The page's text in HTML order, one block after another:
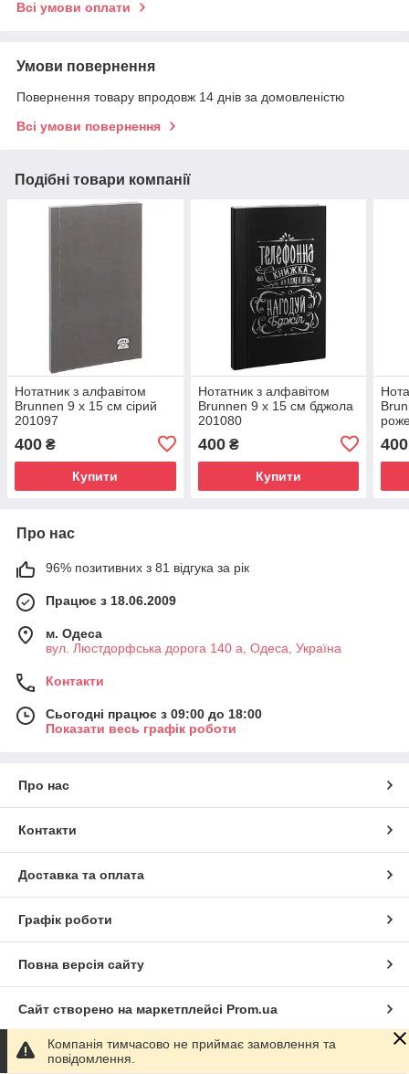
Всі умови оплати
Умови повернення
Повернення товару впродовж 14 днів за домовленістю
Всі умови повернення
Подібні товари компанії
Нотатник з алфавітом
Brunnen 9 x 15 см сірий
201097
400 ₴
Купити
Нотатник з алфавітом
Brunnen 9 x 15 см бджола
201080
400₴
Купити
400
Про нас
96% позитивних з 81 відгука за рік
Працює з 18.06.2009
м. Одеса
вул. Люстдорфська дорога 140 а, Одеса, Україна
Контакти
Сьогодні працює з 09:00 до 18:00
Показати весь графік роботи
Про нас
Контакти
Доставка та оплата
Графік роботи
Повна версія сайту
Сайт створено на маркетплейсі Prom.ua
Політика конфіденційності
Компанія тимчасово не приймає замовлення та
повідомлення.